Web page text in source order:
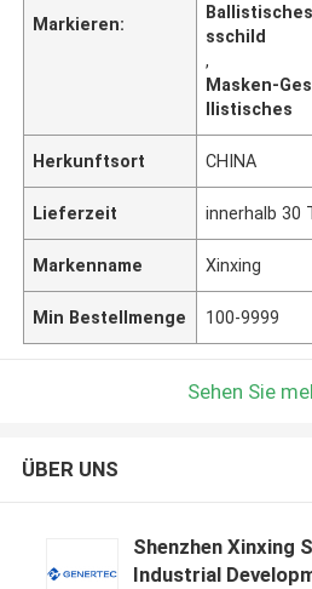
Markieren:
sschild
,
Masken-
llistisches
Herkunftsort CHINA
Lieferzeit innerhalb 30
Markenname Xinxing
Min Bestellmenge 100-9999
Sehen Sie
ÜBER UNS
Shenzhen Xinxing
Industrial